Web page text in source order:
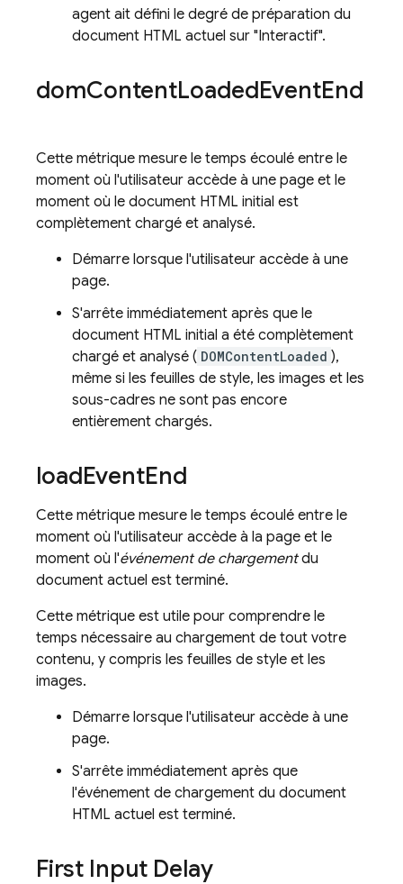
agent ait défini le degré de préparation du
document HTML actuel sur "Interactif".
domContentLoadedEventEnd
Cette métrique mesure le temps écoulé entre le
moment où l'utilisateur accède à une page et le
moment où le document HTML initial est
complètement chargé et analysé.
Démarre lorsque l'utilisateur accède à une
page.
S'arrête immédiatement après que le
document HTML initial a été complètement
chargé et analysé ( DOMContentLoaded ),
même si les feuilles de style, les images et les
sous-cadres ne sont pas encore
entièrement chargés.
loadEventEnd
Cette métrique mesure le temps écoulé entre le
moment où l'utilisateur accède à la page et le
moment où l'événement de chargementdu
document actuel est terminé.
Cette métrique est utile pour comprendre le
temps nécessaire au chargement de tout votre
contenu, y compris les feuilles de style et les
images.
Démarre lorsque l'utilisateur accède à une
page.
S'arrête immédiatement après que
l'événement de chargement du document
HTML actuel est terminé.
First Input Delay